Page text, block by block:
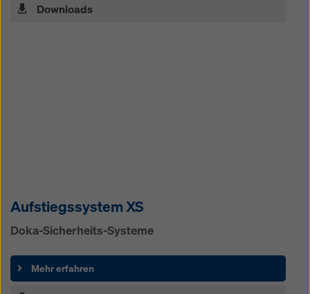
Downloads
Aufstiegssystem XS
Doka-Sicherheits-Systeme
Mehr erfahren